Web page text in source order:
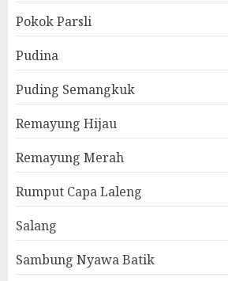
Pokok Parsli
Pudina
Puding Semangkuk
Remayung Hijau
Remayung Merah
Rumput Capa Laleng
Salang
Sambung Nyawa Batik